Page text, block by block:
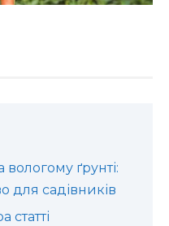
вологому ґрунті:
для садівників
статті